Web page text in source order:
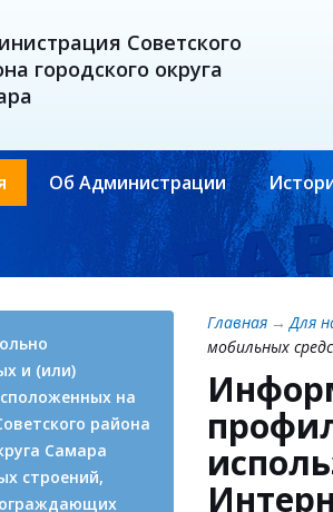
Советского
городского округа
Об Администрации
и (или)
на
района
Самара
строений,
Главная → Для
мобильных